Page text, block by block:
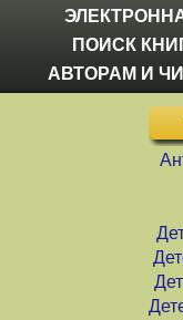
ПОИСК
АВТОРАМ И